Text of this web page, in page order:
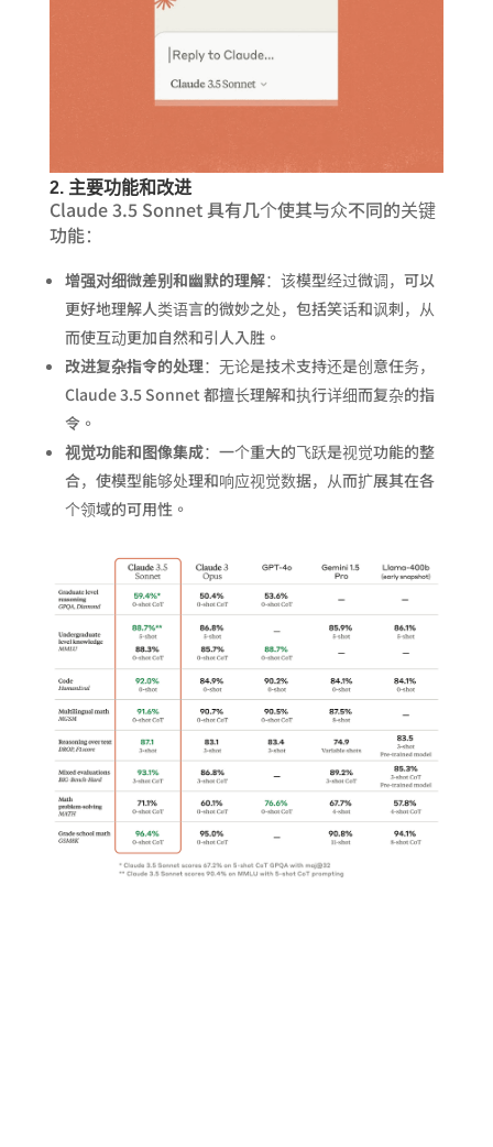
2. 主要功能和改进
Claude 3.5 Sonnet 具有几个使其与众不同的关键
功能：
增强对细微差别和幽默的理解：该模型经过微调，可以
更好地理解人类语言的微妙之处，包括笑话和讽刺，从
而使互动更加自然和引人入胜。
改进复杂指令的处理：无论是技术支持还是创意任务，
Claude 3.5 Sonnet 都擅长理解和执行详细而复杂的指
令。
视觉功能和图像集成：一个重大的飞跃是视觉功能的整
合，使模型能够处理和响应视觉数据，从而扩展其在各
个领域的可用性。